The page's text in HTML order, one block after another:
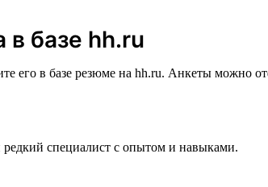
в базе hh.ru
его в базе резюме на hh.ru‎. Анкеты можно
специалист с опытом и навыками.